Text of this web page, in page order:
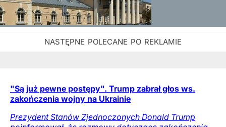
"Są już pewne postępy". Trump zabrał głos ws.
zakończenia wojny na Ukrainie
Prezydent Stanów Zjednoczonych Donald Trump